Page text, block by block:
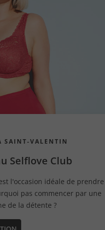
SAINT-VALENTIN
Selflove Club
l'occasion idéale de prendre
pas commencer par une
de la détente ?